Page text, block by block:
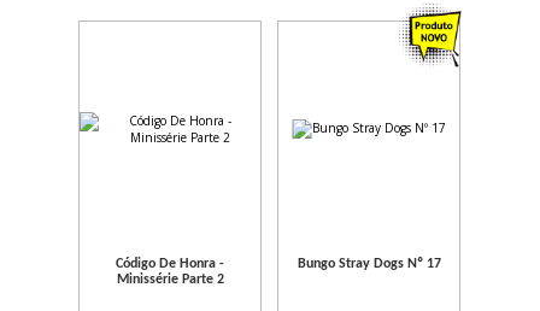
Código De Honra -
Minissérie Parte 2
Bungo Stray Dogs Nº 17